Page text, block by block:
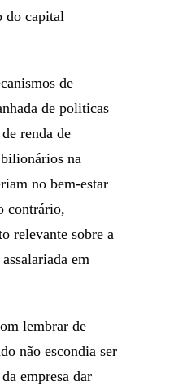
do capital
de
de politicas
renda de
bilionários na
no bem-estar
contrário,
relevante sobre a
em
lembrar de
não escondia ser
empresa dar